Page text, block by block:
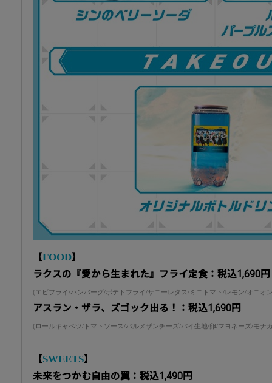
【FOOD】
ラクスの『愛から生まれた』フライ定食：税込1,690円
(エビフライ/ハンバーグ/ポテトフライ/サニーレタス/ミニトマト/レモン/オニオ
アスラン・ザラ、ズゴック出る！：税込1,690円
(ロールキャベツ/トマトソース/パルメザンチーズ/パイ生地/卵/マヨネーズ/モナ
【SWEETS】
未来をつかむ自由の翼：税込1,490円